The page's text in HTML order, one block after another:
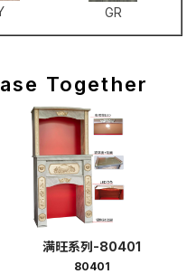
GR
Together
满旺系列-80401
80401